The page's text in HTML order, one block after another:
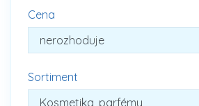
Cena
Sortiment